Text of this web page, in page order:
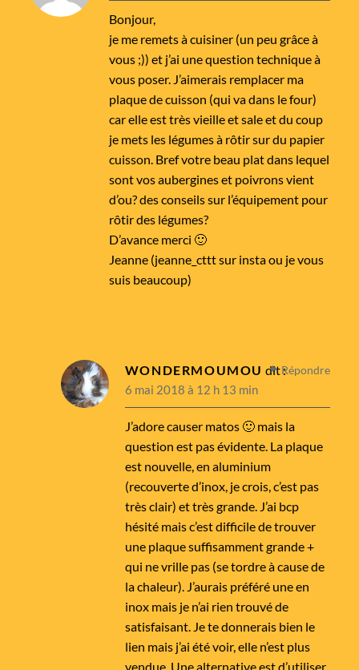
Bonjour,
je me remets à cuisiner (un peu grâce à
vous ;)) et j’ai une question technique à
vous poser. J’aimerais remplacer ma
plaque de cuisson (qui va dans le four)
car elle est très vieille et sale et du coup
je mets les légumes à rôtir sur du papier
cuisson. Bref votre beau plat dans lequel
sont vos aubergines et poivrons vient
d’ou? des conseils sur l’équipement pour
rôtir des légumes?
D’avance merci 🙂
Jeanne (jeanne_cttt sur insta ou je vous
suis beaucoup)
WONDERMOUMOU dit :
6 mai 2018 à 12 h 13 min
J’adore causer matos 🙂 mais la
question est pas évidente. La plaque
est nouvelle, en aluminium
(recouverte d’inox, je crois, c’est pas
très clair) et très grande. J’ai bcp
hésité mais c’est difficile de trouver
une plaque suffisamment grande +
qui ne vrille pas (se tordre à cause de
la chaleur). J’aurais préféré une en
inox mais je n’ai rien trouvé de
satisfaisant. Je te donnerais bien le
lien mais j’ai été voir, elle n’est plus
vendue. Une alternative est d’utiliser
Répondre